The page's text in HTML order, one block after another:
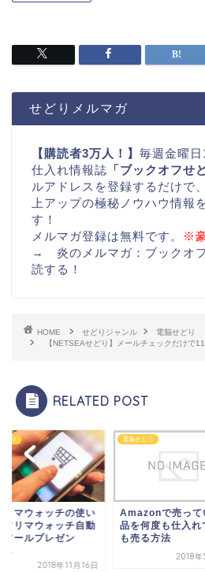
せどりメルマガ
【購読者3万人！】 毎週金曜
仕入れ情報誌 「ブックオフせ
ルアドレスを登録するだけで
上アップの極秘ノウハウ情報
す！
メルマガ登録は無料です。
※
→ 炎のメルマガ：ブックオ
読する！
HOME せどりジャンル
電脳せどり
【NETSEAせどり】メールチェックだけで
RELATED POST
どり
リマウォッチの使い
フリマウォッチ自動
ツールプレゼン
...
2018年11月16日
電脳せどり
Amazonで売って
品を何度も仕入れ
も売る方法
2018